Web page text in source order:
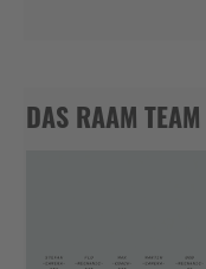
DAS RAAM